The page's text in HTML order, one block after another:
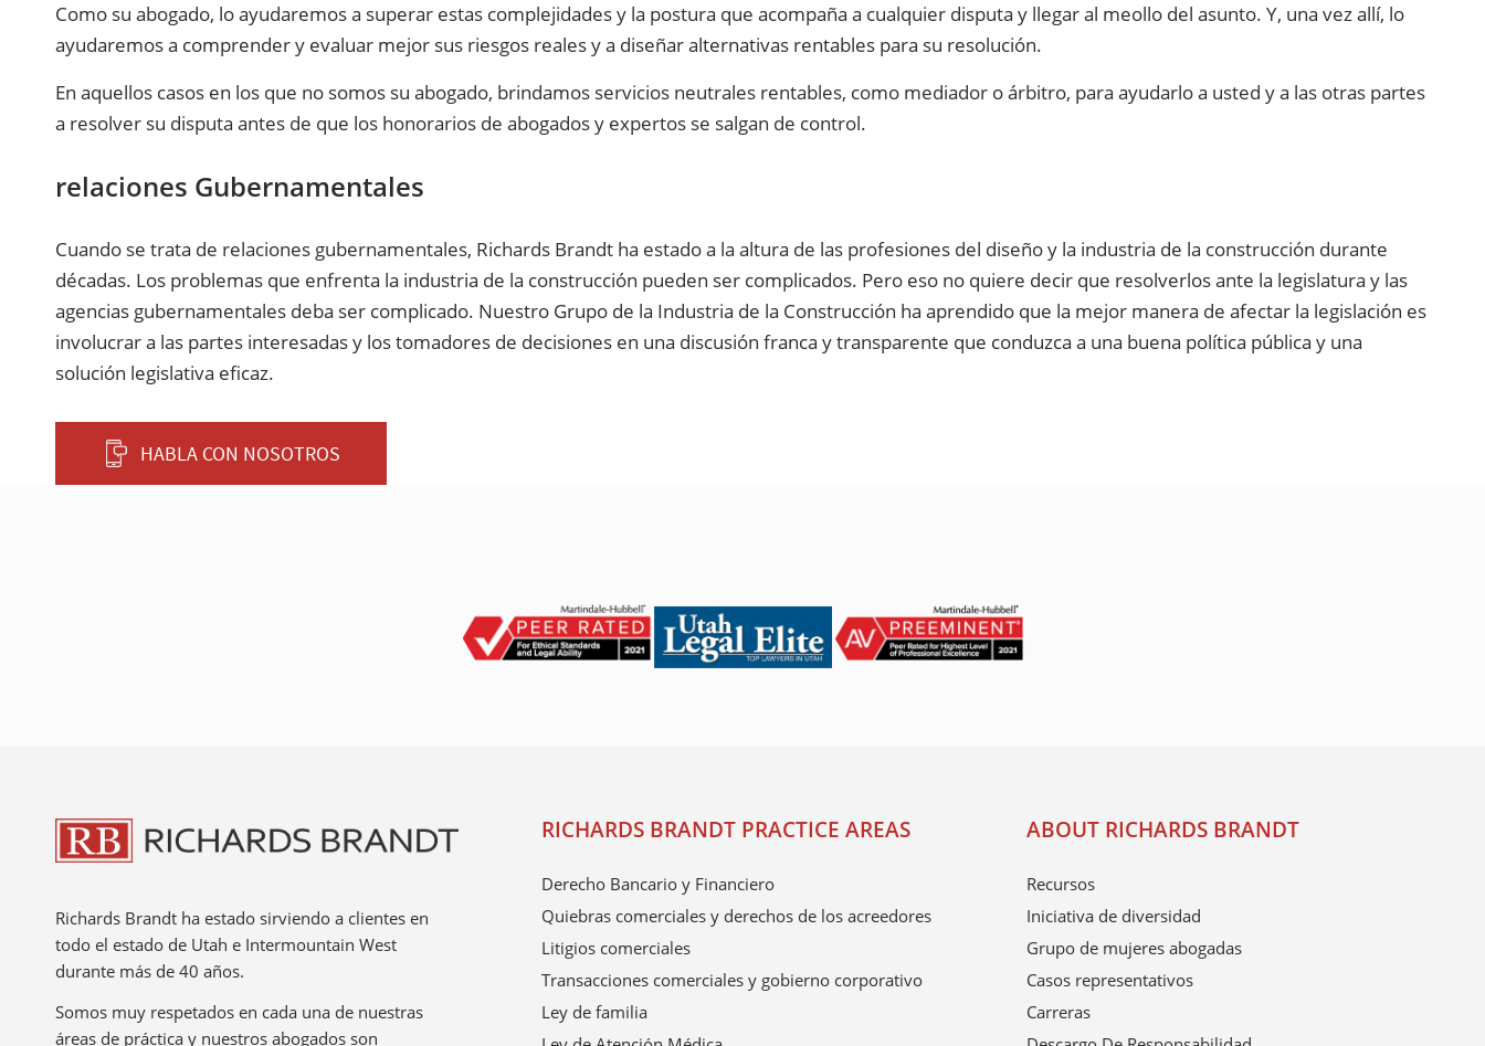
Como su abogado, lo ayudaremos a superar estas complejidades y la postura que acompaña a cualquier disputa y llegar al meollo del asunto. Y, una vez allí, lo
ayudaremos a comprender y evaluar mejor sus riesgos reales y a diseñar alternativas rentables para su resolución.
En aquellos casos en los que no somos su abogado, brindamos servicios neutrales rentables, como mediador o árbitro, para ayudarlo a usted y a las otras partes
a resolver su disputa antes de que los honorarios de abogados y expertos se salgan de control.
relaciones Gubernamentales
Cuando se trata de relaciones gubernamentales, Richards Brandt ha estado a la altura de las profesiones del diseño y la industria de la construcción durante
décadas. Los problemas que enfrenta la industria de la construcción pueden ser complicados. Pero eso no quiere decir que resolverlos ante la legislatura y las
agencias gubernamentales deba ser complicado. Nuestro Grupo de la Industria de la Construcción ha aprendido que la mejor manera de afectar la legislación es
involucrar a las partes interesadas y los tomadores de decisiones en una discusión franca y transparente que conduzca a una buena política pública y una
solución legislativa eficaz.
HABLA CON NOSOTROS
Richards Brandt ha estado sirviendo a clientes en
todo el estado de Utah e Intermountain West
durante más de 40 años.
Somos muy respetados en cada una de nuestras
áreas de práctica y nuestros abogados son
RICHARDS BRANDT PRACTICE AREAS
Derecho Bancario y Financiero
Quiebras comerciales y derechos de los acreedores
Litigios comerciales
Transacciones comerciales y gobierno corporativo
Ley de familia
ABOUT RICHARDS BRANDT
Recursos
Iniciativa de diversidad
Grupo de mujeres abogadas
Casos representativos
Carreras